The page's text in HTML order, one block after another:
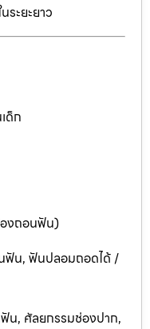
ะยะยาว
ด็ก
งถอนฟัน)
ฟัน, ฟันปลอมถอดได้ /
น, ศัลยกรรมช่องปาก,